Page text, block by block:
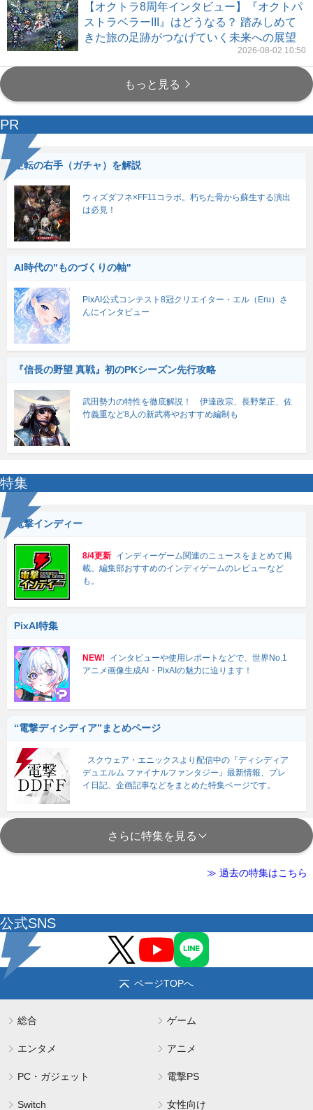
【オクトラ8周年インタビュー】『オクトパ
ストラベラーIII』はどうなる？ 踏みしめて
きた旅の足跡がつなげていく未来への展望
2026-08-02 10:50
もっと見る
PR
逆転の右手（ガチャ）を解説
ウィズダフネ×FF11コラボ。朽ちた骨から蘇生する演出
は必見！
AI時代の"ものづくりの軸"
PixAI公式コンテスト8冠クリエイター・エル（Eru）さ
んにインタビュー
『信長の野望 真戦』初のPKシーズン先行攻略
武田勢力の特性を徹底解説！ 伊達政宗、長野業正、佐
竹義重など8人の新武将やおすすめ編制も
特集
電撃インディー
8/4更新 インディーゲーム関連のニュースをまとめて掲
載。編集部おすすめのインディゲームのレビューなど
も。
PixAI特集
NEW!
インタビューや使用レポートなどで、世界No.1
アニメ画像生成AI・PixAIの魅力に迫ります！
“電撃ディシディア”まとめページ
スクウェア・エニックスより配信中の『ディシディア
デュエルム ファイナルファンタジー』最新情報、プレ
イ日記、企画記事などをまとめた特集ページです。
さらに特集を見る
≫ 過去の特集はこちら
公式SNS
ページTOPへ
総合 ゲーム
エンタメ アニメ
PC・ガジェット 電撃PS
Switch 女性向け